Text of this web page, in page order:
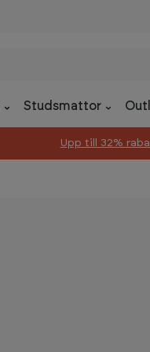
Studsmattor
Upp till 32%